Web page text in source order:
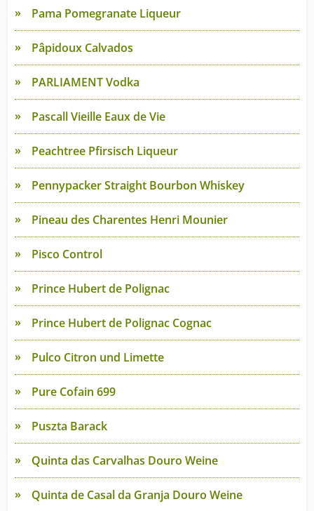
Pama Pomegranate Liqueur
Pâpidoux Calvados
PARLIAMENT Vodka
Pascall Vieille Eaux de Vie
Peachtree Pfirsisch Liqueur
Pennypacker Straight Bourbon Whiskey
Pineau des Charentes Henri Mounier
Pisco Control
Prince Hubert de Polignac
Prince Hubert de Polignac Cognac
Pulco Citron und Limette
Pure Cofain 699
Puszta Barack
Quinta das Carvalhas Douro Weine
Quinta de Casal da Granja Douro Weine